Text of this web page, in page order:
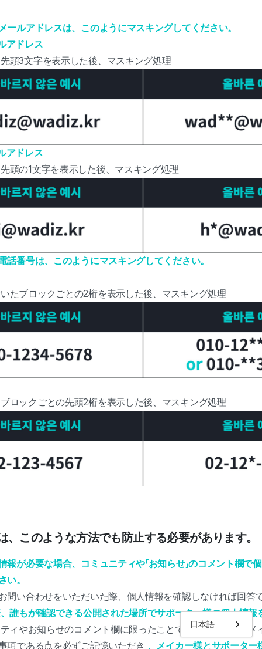
日本語
ールアドレスは、このようにマスキングしてください。
アドレス
頭3文字を表示した後、マスキング処理
アドレス
頭の1文字を表示した後、マスキング処理
話番号は、このようにマスキングしてください。
たブロックごとの2桁を表示した後、マスキング処理
ロックごとの先頭2桁を表示した後、マスキング処理
、このような方法でも防止する必要があります。
報が必要な場合、コミュニティや「お知らせ」のコメント欄で
い。
問い合わせをいただいた際、個人情報を確認しなければ回答
誰もが確認できる公開された場所でサポーター様の個人情報
ィやお知らせのコメント欄に限ったことではありません。メ
項である点を必ずご記憶いただき 、メイカー様とサポーター